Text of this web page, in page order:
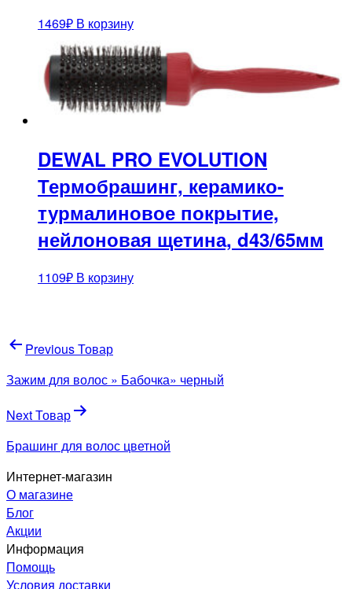
1469₽ В корзину
DEWAL PRO EVOLUTION
Термобрашинг, керамико-
турмалиновое покрытие,
нейлоновая щетина, d43/65мм
1109₽ В корзину
Навигация
по
записям
Previous Товар
Зажим для волос » Бабочка» черный
Next Товар
Брашинг для волос цветной
Интернет-магазин
О магазине
Блог
Акции
Информация
Помощь
Условия доставки